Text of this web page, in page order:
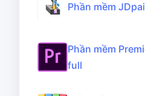
Phần mềm
Phần mềm
full